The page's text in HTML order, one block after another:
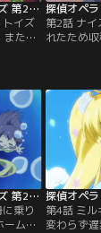
探偵オペラ ミルキィホームズ 第2幕 第01話
イズ
またま
キィ
トイズ
日向
トイ
それ
っか
第2話 ナ
れたため
えかねた
ところが
うしても
る。大昔
っくりだ
うとする
金を得よ
探偵オペラ ミルキィホームズ 第2幕 第03話
乗り
ームズ
第4話 ミ
変わらず